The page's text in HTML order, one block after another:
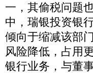
一，其偷税问题
中，瑞银投资银
倾向于缩减该部
风险降低，占用
银行业务，与董